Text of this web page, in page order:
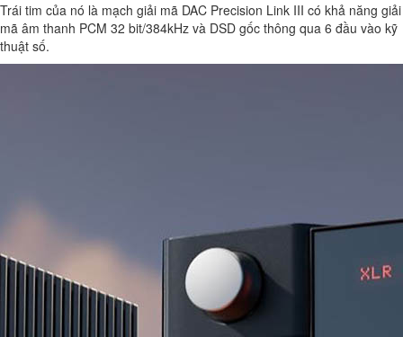
Trái tim của nó là mạch giải mã DAC Precision Link III có khả năng giải
mã âm thanh PCM 32 bit/384kHz và DSD gốc thông qua 6 đầu vào kỹ
thuật số.